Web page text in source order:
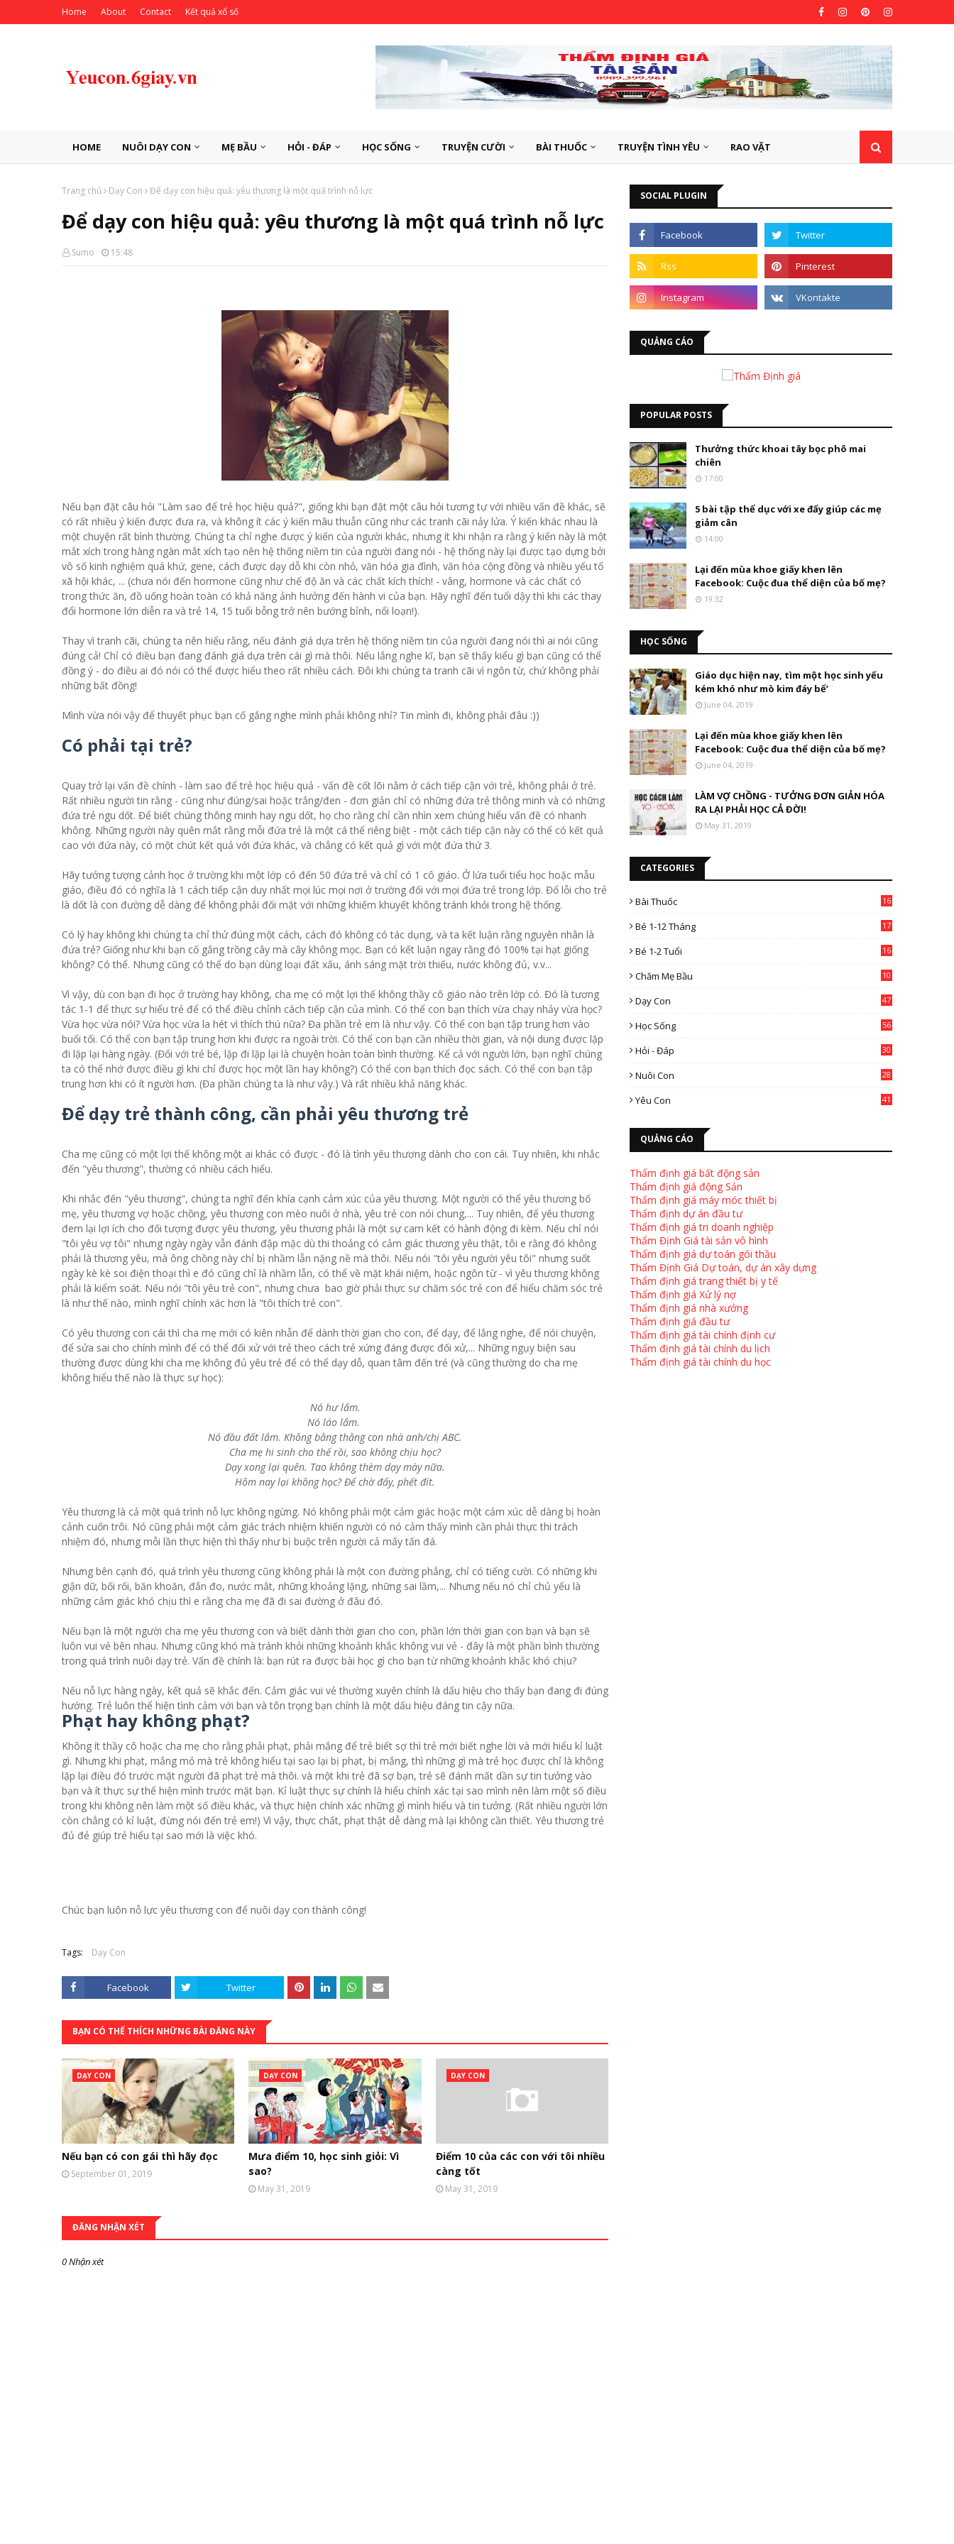
Home About Contact Kết quả xổ số
HOME NUÔI DẠY CON MẸ BẦU HỎI - ĐÁP HỌC SỐNG TRUYỆN CƯỜI BÀI THUỐC TRUYỆN TÌNH YÊU RAO VẶT
Trang chủ Dạy Con Để dạy con hiệu quả: yêu thương là một quá trình nỗ lực
Để dạy con hiệu quả: yêu thương là một quá trình nỗ lực
Sumo 15:48
Nếu bạn đặt câu hỏi "Làm sao để trẻ học hiệu quả?", giống khi bạn đặt một câu hỏi tương tự với nhiều vấn đề khác, sẽ
có rất nhiều ý kiến được đưa ra, và không ít các ý kiến mâu thuẫn cũng như các tranh cãi nảy lửa. Ý kiến khác nhau là
một chuyện rất bình thường. Chúng ta chỉ nghe được ý kiến của người khác, nhưng ít khi nhận ra rằng ý kiến này là một
mắt xích trong hàng ngàn mắt xích tạo nên hệ thống niềm tin của người đang nói - hệ thống này lại được tạo dựng bởi
vô số kinh nghiệm quá khứ, gene, cách được dạy dỗ khi còn nhỏ, văn hóa gia đình, văn hóa cộng đồng và nhiều yếu tố
xã hội khác, ... (chưa nói đến hormone cũng như chế độ ăn và các chất kích thích! - vâng, hormone và các chất có
trong thức ăn, đồ uống hoàn toàn có khả năng ảnh hưởng đến hành vi của bạn. Hãy nghĩ đến tuổi dậy thì khi các thay
đổi hormone lớn diễn ra và trẻ 14, 15 tuổi bỗng trở nên bướng bỉnh, nổi loạn!).
Thay vì tranh cãi, chúng ta nên hiểu rằng, nếu đánh giá dựa trên hệ thống niềm tin của người đang nói thì ai nói cũng
đúng cả! Chỉ có điều bạn đang đánh giá dựa trên cái gì mà thôi. Nếu lắng nghe kĩ, bạn sẽ thấy kiểu gì bạn cũng có thể
đồng ý - do điều ai đó nói có thể được hiểu theo rất nhiều cách. Đôi khi chúng ta tranh cãi vì ngôn từ, chứ không phải
những bất đồng!
Mình vừa nói vậy để thuyết phục bạn cố gắng nghe mình phải không nhỉ? Tin mình đi, không phải đâu :))
Có phải tại trẻ?
Quay trở lại vấn đề chính - làm sao để trẻ học hiệu quả - vấn đề cốt lõi nằm ở cách tiếp cận với trẻ, không phải ở trẻ.
Rất nhiều người tin rằng - cũng như đúng/sai hoặc trắng/đen - đơn giản chỉ có những đứa trẻ thông minh và có những
đứa trẻ ngu dốt. Để biết chúng thông minh hay ngu dốt, họ cho rằng chỉ cần nhìn xem chúng hiểu vấn đề có nhanh
không. Những người này quên mắt rằng mỗi đứa trẻ là một cá thể riêng biệt - một cách tiếp cận này có thể có kết quả
cao với đứa này, có một chút kết quả với đứa khác, và chẳng có kết quả gì với một đứa thứ 3.
Hãy tưởng tượng cảnh học ở trường khi một lớp có đến 50 đứa trẻ và chỉ có 1 cô giáo. Ở lứa tuổi tiểu học hoặc mẫu
giáo, điều đó có nghĩa là 1 cách tiếp cận duy nhất mọi lúc mọi nơi ở trường đối với mọi đứa trẻ trong lớp. Đổ lỗi cho trẻ
là dốt là con đường dễ dàng để không phải đối mặt với những khiếm khuyết không tránh khỏi trong hệ thống.
Có lý hay không khi chúng ta chỉ thử đúng một cách, cách đó không có tác dụng, và ta kết luận rằng nguyên nhân là
đứa trẻ? Giống như khi bạn cố gắng trồng cây mà cây không mọc. Bạn có kết luận ngay rằng đó 100% tại hạt giống
không? Có thể. Nhưng cũng có thể do bạn dùng loại đất xấu, ánh sáng mặt trời thiếu, nước không đủ, v.v...
Vì vậy, dù con bạn đi học ở trường hay không, cha mẹ có một lợi thế không thầy cô giáo nào trên lớp có. Đó là tương
tác 1-1 để thực sự hiểu trẻ để có thể điều chỉnh cách tiếp cận của mình. Có thể con bạn thích vừa chạy nhảy vừa học?
Vừa học vừa nói? Vừa học vừa la hét vì thích thú nữa? Đa phần trẻ em là như vậy. Có thể con bạn tập trung hơn vào
buổi tối. Có thể con bạn tập trung hơn khi được ra ngoài trời. Có thể con bạn cần nhiều thời gian, và nội dung được lặp
đi lặp lại hàng ngày. (Đối với trẻ bé, lặp đi lặp lại là chuyện hoàn toàn bình thường. Kể cả với người lớn, bạn nghĩ chúng
ta có thể nhớ được điều gì khi chỉ được học một lần hay không?) Có thể con bạn thích đọc sách. Có thể con bạn tập
trung hơn khi có ít người hơn. (Đa phần chúng ta là như vậy.) Và rất nhiều khả năng khác.
Để dạy trẻ thành công, cần phải yêu thương trẻ
Cha mẹ cũng có một lợi thế không một ai khác có được - đó là tình yêu thương dành cho con cái. Tuy nhiên, khi nhắc
đến "yêu thương", thường có nhiều cách hiểu.
Khi nhắc đến "yêu thương", chúng ta nghĩ đến khía cạnh cảm xúc của yêu thương. Một người có thể yêu thương bố
mẹ, yêu thương vợ hoặc chồng, yêu thương con mèo nuôi ở nhà, yêu trẻ con nói chung,... Tuy nhiên, để yêu thương
đem lại lợi ích cho đối tượng được yêu thương, yêu thương phải là một sự cam kết có hành động đi kèm. Nếu chỉ nói
"tôi yêu vợ tôi" nhưng ngày ngày vẫn đánh đập mặc dù thi thoảng có cảm giác thương yêu thật, tôi e rằng đó không
phải là thương yêu, mà ông chồng này chỉ bị nhầm lẫn nặng nề mà thôi. Nếu nói "tôi yêu người yêu tôi" nhưng suốt
ngày kè kè soi điện thoại thì e đó cũng chỉ là nhầm lẫn, có thể về mặt khái niệm, hoặc ngôn từ - vì yêu thương không
phải là kiểm soát. Nếu nói "tôi yêu trẻ con", nhưng chưa bao giờ phải thực sự chăm sóc trẻ con để hiểu chăm sóc trẻ
là như thế nào, mình nghĩ chính xác hơn là "tôi thích trẻ con".
Có yêu thương con cái thì cha mẹ mới có kiên nhẫn để dành thời gian cho con, để dạy, để lắng nghe, để nói chuyện,
để sửa sai cho chính mình để có thể đối xử với trẻ theo cách trẻ xứng đáng được đối xử,... Những ngụy biện sau
thường được dùng khi cha mẹ không đủ yêu trẻ để có thể dạy dỗ, quan tâm đến trẻ (và cũng thường do cha mẹ
không hiểu thế nào là thực sự học):
Nó hư lắm.
Nó láo lắm.
Nó đầu đất lắm. Không bằng thằng con nhà anh/chị ABC.
Cha mẹ hi sinh cho thế rồi, sao không chịu học?
Dạy xong lại quên. Tao không thèm dạy mày nữa.
Hôm nay lại không học? Để chờ đấy, phết đít.
Yêu thương là cả một quá trình nỗ lực không ngừng. Nó không phải một cảm giác hoặc một cảm xúc dễ dàng bị hoàn
cảnh cuốn trôi. Nó cũng phải một cảm giác trách nhiệm khiến người có nó cảm thấy mình cần phải thực thi trách
nhiệm đó, nhưng mỗi lần thực hiện thì thấy như bị buộc trên người cả mấy tấn đá.
Nhưng bên cạnh đó, quá trình yêu thương cũng không phải là một con đường phẳng, chỉ có tiếng cười. Có những khi
giận dữ, bối rối, băn khoăn, đắn đo, nước mắt, những khoảng lặng, những sai lầm,... Nhưng nếu nó chỉ chủ yếu là
những cảm giác khó chịu thì e rằng cha mẹ đã đi sai đường ở đâu đó.
Nếu bạn là một người cha mẹ yêu thương con và biết dành thời gian cho con, phần lớn thời gian con bạn và bạn sẽ
luôn vui vẻ bên nhau. Nhưng cũng khó mà tránh khỏi những khoảnh khắc không vui vẻ - đây là một phần bình thường
trong quá trình nuôi dạy trẻ. Vấn đề chính là: bạn rút ra được bài học gì cho bạn từ những khoảnh khắc khó chịu?
Nếu nỗ lực hàng ngày, kết quả sẽ khắc đến. Cảm giác vui vẻ thường xuyên chính là dấu hiệu cho thấy bạn đang đi đúng
hướng. Trẻ luôn thể hiện tình cảm với bạn và tôn trọng bạn chính là một dấu hiệu đáng tin cậy nữa.
Phạt hay không phạt?
Không ít thầy cô hoặc cha mẹ cho rằng phải phạt, phải mắng để trẻ biết sợ thì trẻ mới biết nghe lời và mới hiểu kỉ luật
gì. Nhưng khi phạt, mắng mỏ mà trẻ không hiểu tại sao lại bị phạt, bị mắng, thì những gì mà trẻ học được chỉ là không
lặp lại điều đó trước mặt người đã phạt trẻ mà thôi. và một khi trẻ đã sợ bạn, trẻ sẽ đánh mất dần sự tin tưởng vào
bạn và ít thực sự thể hiện mình trước mặt bạn. Kỉ luật thực sự chính là hiểu chính xác tại sao mình nên làm một số điều
trong khi không nên làm một số điều khác, và thực hiện chính xác những gì mình hiểu và tin tưởng. (Rất nhiều người lớn
còn chẳng có kỉ luật, đừng nói đến trẻ em!) Vì vậy, thực chất, phạt thật dễ dàng mà lại không cần thiết. Yêu thương trẻ
đủ đẻ giúp trẻ hiểu tại sao mới là việc khó.
Chúc bạn luôn nỗ lực yêu thương con để nuôi dạy con thành công!
Tags: Dạy Con
Facebook Twitter
BẠN CÓ THỂ THÍCH NHỮNG BÀI ĐĂNG NÀY
DẠY CON
Nếu bạn có con gái thì hãy đọc
September 01, 2019
DẠY CON
Mưa điểm 10, học sinh giỏi: Vì
sao?
May 31, 2019
DẠY CON
Điểm 10 của các con với tôi nhiều
càng tốt
May 31, 2019
ĐĂNG NHẬN XÉT
0 Nhận xét
SOCIAL PLUGIN
QUẢNG CÁO
POPULAR POSTS
Thưởng thức khoai tây bọc phô mai
chiên
17:00
5 bài tập thể dục với xe đẩy giúp các mẹ
giảm cân
14:00
Lại đến mùa khoe giấy khen lên
Facebook: Cuộc đua thể diện của bố mẹ?
19:32
HỌC SỐNG
Giáo dục hiện nay, tìm một học sinh yếu
kém khó như mò kim đáy bể’
June 04, 2019
Lại đến mùa khoe giấy khen lên
Facebook: Cuộc đua thể diện của bố mẹ?
June 04, 2019
LÀM VỢ CHỒNG - TƯỞNG ĐƠN GIẢN HÓA
RA LẠI PHẢI HỌC CẢ ĐỜI!
May 31, 2019
CATEGORIES
Bài Thuốc
16
Bé 1-12 Tháng 17
Bé 1-2 Tuổi 16
Chăm Mẹ Bầu
10
Dạy Con
47
Học Sống 56
Hỏi - Đáp 30
Nuôi Con
28
Yêu Con
41
QUẢNG CÁO
Thẩm định giá bất động sản
Thẩm định giá động Sản
Thẩm định giá máy móc thiết bị
Thẩm định dự án đầu tư
Thẩm định giá tri doanh nghiệp
Thẩm Định Giá tài sản vô hình
Thẩm định giá dự toán gói thầu
Thẩm Định Giá Dự toán, dự án xây dựng
Thẩm định giá trang thiết bị y tế
Thẩm định giá Xử lý nợ
Thẩm định giá nhà xưởng
Thẩm định giá đầu tư
Thẩm định giá tài chính định cư
Thẩm định giá tài chính du lịch
Thẩm định giá tài chính du học